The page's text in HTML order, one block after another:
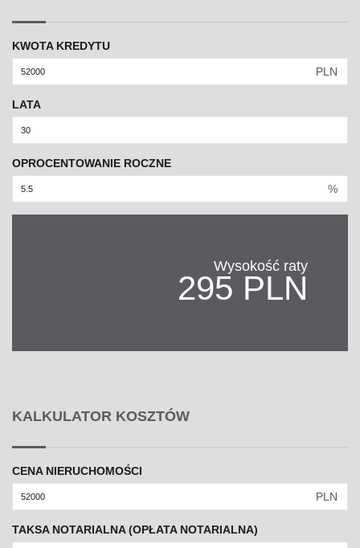
KWOTA KREDYTU
PLN
LATA
OPROCENTOWANIE ROCZNE
%
Wysokość raty
295 PLN
KALKULATOR KOSZTÓW
CENA NIERUCHOMOŚCI
PLN
TAKSA NOTARIALNA (OPŁATA NOTARIALNA)